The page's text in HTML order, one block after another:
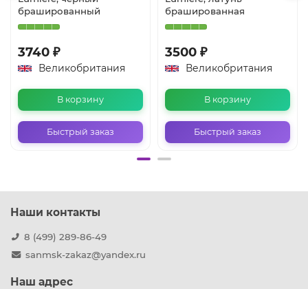
брашированный
3740 ₽
Великобритания
В корзину
Быстрый заказ
брашированная
3500 ₽
Великобритания
В корзину
Быстрый заказ
Наши контакты
8 (499) 289-86-49
sanmsk-zakaz@yandex.ru
Наш адрес